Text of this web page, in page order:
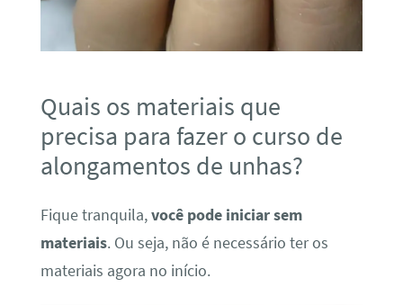
Quais os materiais que
precisa para fazer o curso de
alongamentos de unhas?
Fique tranquila,você pode iniciar sem
materiais. Ou seja, não é necessário ter os
materiais agora no início.